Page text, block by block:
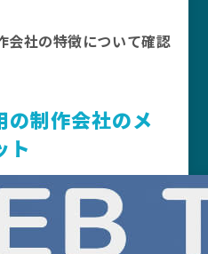
会社の特徴について確認
の制作会社のメ
ト